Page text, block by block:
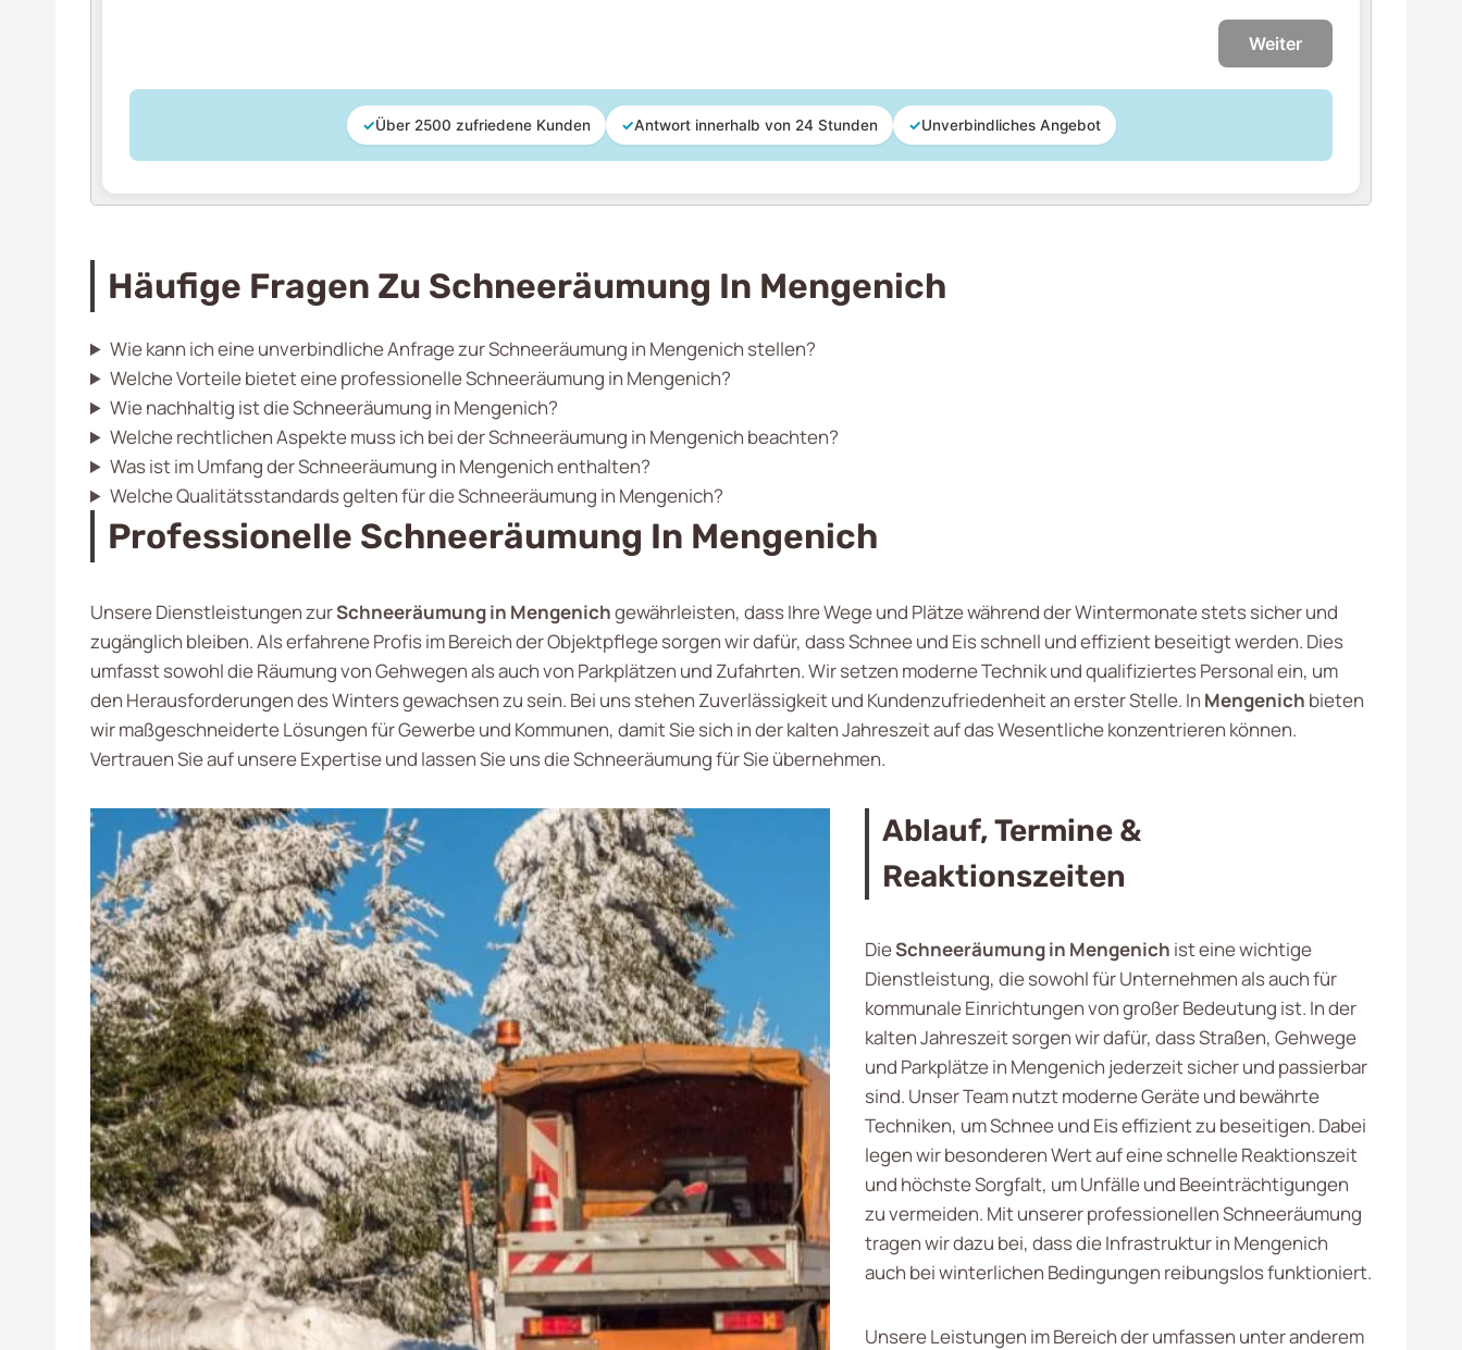
Weiter
✓Über 2500 zufriedene Kunden ✓Antwort innerhalb von 24 Stunden ✓Unverbindliches Angebot
Häufige Fragen Zu Schneeräumung In Mengenich
Wie kann ich eine unverbindliche Anfrage zur Schneeräumung in Mengenich stellen?
Welche Vorteile bietet eine professionelle Schneeräumung in Mengenich?
Wie nachhaltig ist die Schneeräumung in Mengenich?
Welche rechtlichen Aspekte muss ich bei der Schneeräumung in Mengenich beachten?
Was ist im Umfang der Schneeräumung in Mengenich enthalten?
Welche Qualitätsstandards gelten für die Schneeräumung in Mengenich?
Professionelle Schneeräumung In Mengenich
Unsere Dienstleistungen zurSchneeräumung in Mengenichgewährleisten, dass Ihre Wege und Plätze während der Wintermonate stets sicher und
zugänglich bleiben. Als erfahrene Profis im Bereich der Objektpflege sorgen wir dafür, dass Schnee und Eis schnell und effizient beseitigt werden. Dies
umfasst sowohl die Räumung von Gehwegen als auch von Parkplätzen und Zufahrten. Wir setzen moderne Technik und qualifiziertes Personal ein, um
den Herausforderungen des Winters gewachsen zu sein. Bei uns stehen Zuverlässigkeit und Kundenzufriedenheit an erster Stelle. In Mengenich bieten
wir maßgeschneiderte Lösungen für Gewerbe und Kommunen, damit Sie sich in der kalten Jahreszeit auf das Wesentliche konzentrieren können.
Vertrauen Sie auf unsere Expertise und lassen Sie uns die Schneeräumung für Sie übernehmen.
Ablauf, Termine &
Reaktionszeiten
DieSchneeräumung in Mengenich ist eine wichtige
Dienstleistung, die sowohl für Unternehmen als auch für
kommunale Einrichtungen von großer Bedeutung ist. In der
kalten Jahreszeit sorgen wir dafür, dass Straßen, Gehwege
und Parkplätze in Mengenich jederzeit sicher und passierbar
sind. Unser Team nutzt moderne Geräte und bewährte
Techniken, um Schnee und Eis effizient zu beseitigen. Dabei
legen wir besonderen Wert auf eine schnelle Reaktionszeit
und höchste Sorgfalt, um Unfälle und Beeinträchtigungen
zu vermeiden. Mit unserer professionellen Schneeräumung
tragen wir dazu bei, dass die Infrastruktur in Mengenich
auch bei winterlichen Bedingungen reibungslos funktioniert.
Unsere Leistungen im Bereich der umfassen unter anderem